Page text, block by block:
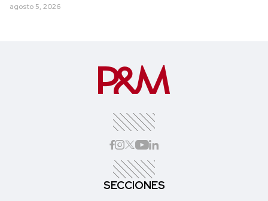
agosto 5, 2026
SECCIONES